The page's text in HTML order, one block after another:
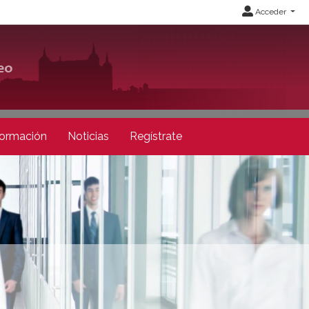
Acceder
Noticias Regístrate